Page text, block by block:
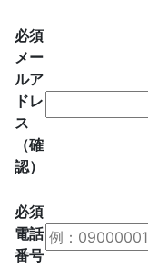
必須
メー
ルア
ドレ
ス
（確
認）
必須
電話
番号